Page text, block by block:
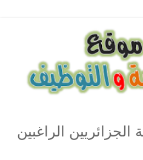
الراغبين